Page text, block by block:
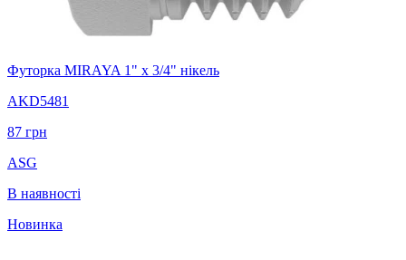
Футорка MIRAYA 1" x 3/4" нікель
AKD5481
87 грн
ASG
В наявності
Новинка